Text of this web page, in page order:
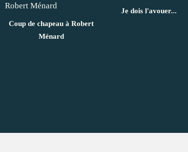
Coup de chapeau à Robert
Ménard
Je dois l'avouer...